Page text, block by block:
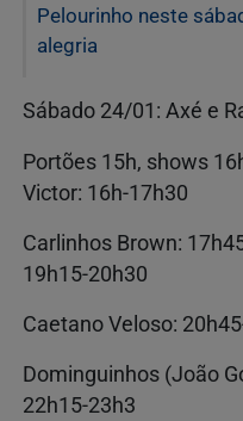
Pelourinho neste
alegria
Sábado 24/01: Axé e
Portões 15h, shows
Victor: 16h-17h30
Carlinhos Brown:
19h15-20h30
Caetano Veloso:
Dominguinhos (João
22h15-23h3